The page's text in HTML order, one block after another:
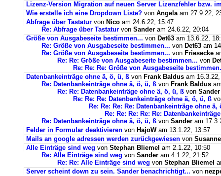
Lizenz-Version Migration auf neuen Server Lizenzfehler bzw.
Wie erstelle ich eine Dropdown Liste? von Angela am 27.9.22,
Abfrage über Tastatur von Nico am 24.6.22, 15:47
Re: Abfrage über Tastatur von Sander am 24.6.22, 20:04
Größe von Ausgabeseite bestimmen... von Det63 am 13.6.22,
Re: Größe von Ausgabeseite bestimmen... von Det63 am
Re: Größe von Ausgabeseite bestimmen... von Friesecke
Re: Re: Größe von Ausgabeseite bestimmen... von
Re: Re: Re: Größe von Ausgabeseite
Datenbankeinträge ohne ä, ö, ü, ß von Frank Baldus am
Re: Datenbankeinträge ohne ä, ö, ü, ß von Frank Baldus
Re: Re: Datenbankeinträge ohne ä, ö, ü, ß von Sander
Re: Re: Re: Datenbankeinträge ohne ä, ö, ü, ß
Re: Re: Re: Re: Datenbankeinträge ohne ä,
Re: Re: Re: Re: Re:
Re: Datenbankeinträge ohne ä, ö, ü, ß von Sander am
Felder in Formular deaktivieren von HajoWam 13.1.22, 13:57
Mails an google adressen werden zurückgewiesen von Susanne
Alle Einträge sind weg von Stephan Bliemel am 2.1.22, 10:50
Re: Alle Einträge sind weg von Sander am 4.1.22, 21:52
Re: Re: Alle Einträge sind weg von Stephan Bliemel
Server scheint down zu sein. Sander benachrichtigt... von